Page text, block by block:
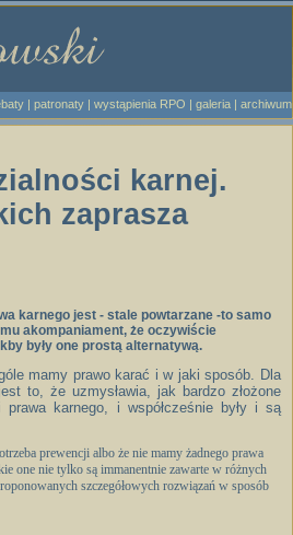
| patronaty| wystąpienia RPO | galeria| archiwum
karnej.
zaprasza
karnego jest - stale powtarzane -to samo
akompaniament, że oczywiście
były one prostą alternatywą.
mamy prawo karać i w jaki sposób. Dla
to, że uzmysławia, jak bardzo złożone
karnego, i współcześnie były i są
prewencji albo że nie mamy żadnego prawa
one nie tylko są immanentnie zawarte w różnych
szczegółowych rozwiązań w sposób